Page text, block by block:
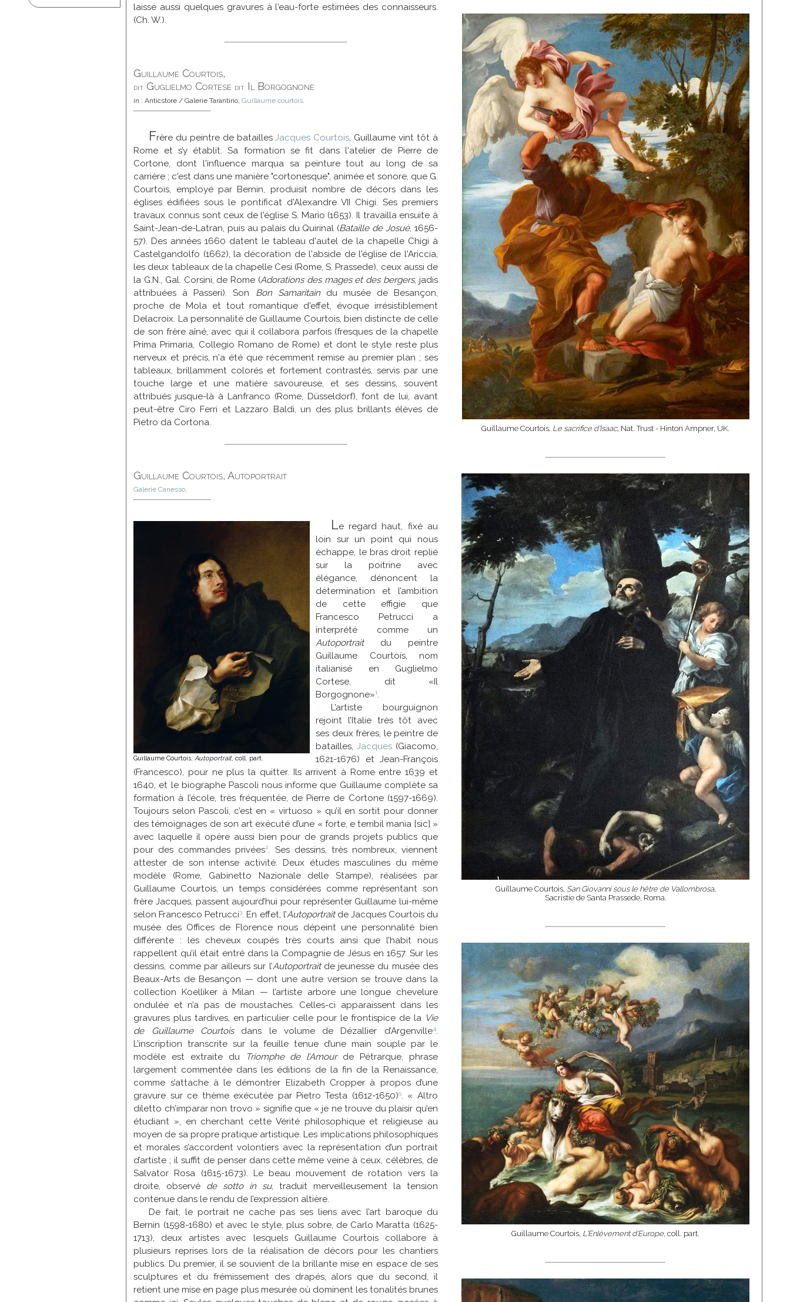
laissé aussi quelques gravures à l'eau-forte estimées des connaisseurs.
(Ch. W.).
Guillaume Courtois,
dit Guglielmo Cortese dit Il Borgognone
in : Anticstore / Galerie Tarantino,Guillaume courtois
Frère du peintre de bataillesJacques Courtois, Guillaume vint tôt à
Rome et s’y établit. Sa formation se fit dans l'atelier de Pierre de
Cortone, dont l'influence marqua sa peinture tout au long de sa
carrière ; c'est dans une manière "cortonesque", animée et sonore, que G.
Courtois, employé par Bernin, produisit nombre de décors dans les
églises édifiées sous le pontificat d'Alexandre VII Chigi. Ses premiers
travaux connus sont ceux de l'église S. Mario (1653). Il travailla ensuite à
Saint-Jean-de-Latran, puis au palais du Quirinal (Bataille de Josué, 1656-
57). Des années 1660 datent le tableau d'autel de la chapelle Chigi à
Castelgandolfo (1662), la décoration de l'abside de l'église de l'Ariccia,
les deux tableaux de la chapelle Cesi (Rome, S. Prassede), ceux aussi de
la G.N., Gal. Corsini, de Rome (Adorations des mages et des bergers, jadis
attribuées à Passeri). Son Bon Samaritaindu musée de Besançon,
proche de Mola et tout romantique d'effet, évoque irrésistiblement
Delacroix. La personnalité de Guillaume Courtois, bien distincte de celle
de son frère aîné, avec qui il collabora parfois (fresques de la chapelle
Prima Primaria, Collegio Romano de Rome) et dont le style reste plus
nerveux et précis, n'a été que récemment remise au premier plan ; ses
tableaux, brillamment colorés et fortement contrastés, servis par une
touche large et une matière savoureuse, et ses dessins, souvent
attribués jusque-là à Lanfranco (Rome, Düsseldorf), font de lui, avant
peut-être Ciro Ferri et Lazzaro Baldi, un des plus brillants élèves de
Pietro da Cortona.
Guillaume Courtois, Autoportrait
Galerie Canesso
Guillaume Courtois,Autoportrait, coll. part.
Le regard haut, fixé au
loin sur un point qui nous
échappe, le bras droit replié
sur la poitrine avec
élégance, dénoncent la
détermination et l’ambition
de cette effigie que
Francesco Petrucci a
interprété comme un
Autoportraitdu peintre
Guillaume Courtois, nom
italianisé en Guglielmo
Cortese, dit «Il
Borgognone»1.
L’artiste bourguignon
rejoint l’Italie très tôt avec
ses deux frères, le peintre de
batailles,Jacques (Giacomo,
1621-1676) et Jean-François
(Francesco), pour ne plus la quitter. Ils arrivent à Rome entre 1639 et
1640, et le biographe Pascoli nous informe que Guillaume complète sa
formation à l’école, très fréquentée, de Pierre de Cortone (1597-1669).
Toujours selon Pascoli, c’est en « virtuoso » qu’il en sortit pour donner
des témoignages de son art exécuté d’une « forte, e terribil mania [sic] »
avec laquelle il opère aussi bien pour de grands projets publics que
pour des commandes privées2. Ses dessins, très nombreux, viennent
attester de son intense activité. Deux études masculines du même
modèle (Rome, Gabinetto Nazionale delle Stampe), réalisées par
Guillaume Courtois, un temps considérées comme représentant son
frère Jacques, passent aujourd’hui pour représenter Guillaume lui-même
selon Francesco Petrucci3. En effet, l’Autoportraitde Jacques Courtois du
musée des Offices de Florence nous dépeint une personnalité bien
différente : les cheveux coupés très courts ainsi que l’habit nous
rappellent qu’il était entré dans la Compagnie de Jésus en 1657. Sur les
dessins, comme par ailleurs sur l’Autoportraitde jeunesse du musée des
Beaux-Arts de Besançon — dont une autre version se trouve dans la
collection Koelliker à Milan — l’artiste arbore une longue chevelure
ondulée et n’a pas de moustaches. Celles-ci apparaissent dans les
gravures plus tardives, en particulier celle pour le frontispice de la Vie
de Guillaume Courtoisdans le volume de Dézallier d’Argenville4.
L’inscription transcrite sur la feuille tenue d’une main souple par le
modèle est extraite du
Triomphe de l’Amourde Pétrarque, phrase
largement commentée dans les éditions de la fin de la Renaissance,
comme s’attache à le démontrer Elizabeth Cropper à propos d’une
gravure sur ce thème exécutée par Pietro Testa (1612-1650)5. « Altro
diletto ch’imparar non trovo » signifie que « je ne trouve du plaisir qu’en
étudiant », en cherchant cette Vérité philosophique et religieuse au
moyen de sa propre pratique artistique. Les implications philosophiques
et morales s’accordent volontiers avec la représentation d’un portrait
d’artiste ; il suffit de penser dans cette même veine à ceux, célèbres, de
Salvator Rosa (1615-1673). Le beau mouvement de rotation vers la
droite, observé de sotto in su, traduit merveilleusement la tension
contenue dans le rendu de l’expression altière.
De fait, le portrait ne cache pas ses liens avec l’art baroque du
Bernin (1598-1680) et avec le style, plus sobre, de Carlo Maratta (1625-
1713), deux artistes avec lesquels Guillaume Courtois collabore à
plusieurs reprises lors de la réalisation de décors pour les chantiers
publics. Du premier, il se souvient de la brillante mise en espace de ses
sculptures et du frémissement des drapés, alors que du second, il
retient une mise en page plus mesurée où dominent les tonalités brunes
Guillaume Courtois, Le sacrifice d'Isaac, Nat. Trust - Hinton Ampner, UK.
Guillaume Courtois, San Giovanni sous le hêtre de Vallombrosa,
Sacristie de Santa Prassede, Roma.
Guillaume Courtois, L'Enlèvement d'Europe, coll. part.